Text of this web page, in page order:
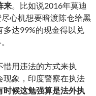
来。比如说2016年莫迪
心机想要暗渡陈仓给黑
达99%的现金得以兑
用违法的方式来执
现象，印度警察在执法
时候这勉强算是法外执